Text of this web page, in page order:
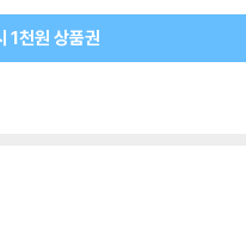
1천원 상품권